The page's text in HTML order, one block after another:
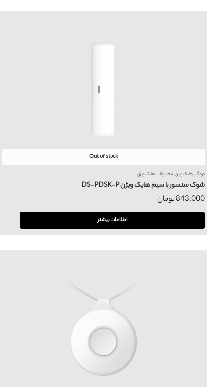
Out of stock
دزدگیر هایک ویژن,محصولات هایک ویژن
شوک سنسور با سیم هایک ویژن DS-PDSK-P
843,000تومان
اطلاعات بیشتر